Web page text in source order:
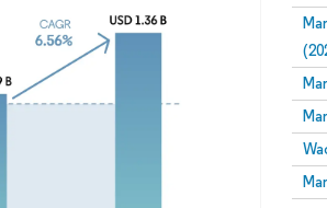
Bild © Mordor Intelligence. Wiederverwendung